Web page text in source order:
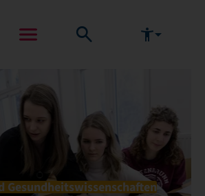
Gesundheitswissenschaften